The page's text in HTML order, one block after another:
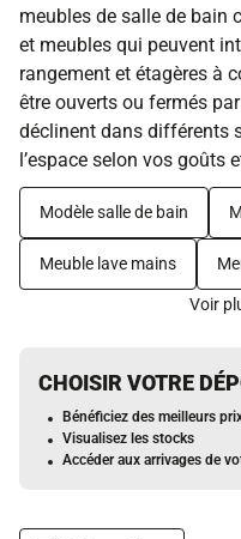
meubles de salle de bain
et meubles qui peuvent
rangement et étagères à
être ouverts ou fermés
déclinent dans différents
l’espace selon vos goûts
Modèle salle de bain
Meuble lave mains
Voir
CHOISIR VOTRE
Bénéficiez des meilleurs
Visualisez les stocks
Accéder aux arrivages de